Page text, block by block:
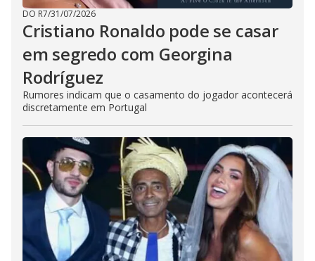
DO R7/31/07/2026
Cristiano Ronaldo pode se casar
em segredo com Georgina
Rodríguez
Rumores indicam que o casamento do jogador acontecerá
discretamente em Portugal